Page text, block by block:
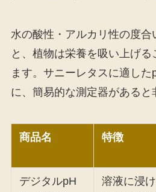
水の酸性・アルカリ性の度合
と、植物は栄養を吸い上げる
ます。サニーレタスに適し
に、簡易的な測定器があると
商品名 特徴
デジタルpH
溶液に浸